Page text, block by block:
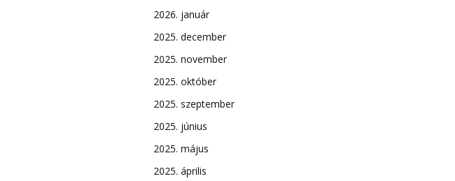
2026. január
2025. december
2025. november
2025. október
2025. szeptember
2025. június
2025. május
2025. április